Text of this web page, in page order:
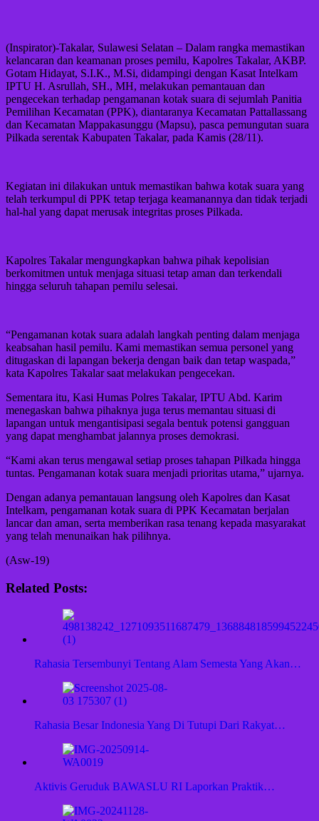
(Inspirator)-Takalar, Sulawesi Selatan – Dalam rangka memastikan
kelancaran dan keamanan proses pemilu, Kapolres Takalar, AKBP.
Gotam Hidayat, S.I.K., M.Si, didampingi dengan Kasat Intelkam
IPTU H. Asrullah, SH., MH, melakukan pemantauan dan
pengecekan terhadap pengamanan kotak suara di sejumlah Panitia
Pemilihan Kecamatan (PPK), diantaranya Kecamatan Pattallassang
dan Kecamatan Mappakasunggu (Mapsu), pasca pemungutan suara
Pilkada serentak Kabupaten Takalar, pada Kamis (28/11).
Kegiatan ini dilakukan untuk memastikan bahwa kotak suara yang
telah terkumpul di PPK tetap terjaga keamanannya dan tidak terjadi
hal-hal yang dapat merusak integritas proses Pilkada.
Kapolres Takalar mengungkapkan bahwa pihak kepolisian
berkomitmen untuk menjaga situasi tetap aman dan terkendali
hingga seluruh tahapan pemilu selesai.
“Pengamanan kotak suara adalah langkah penting dalam menjaga
keabsahan hasil pemilu. Kami memastikan semua personel yang
ditugaskan di lapangan bekerja dengan baik dan tetap waspada,”
kata Kapolres Takalar saat melakukan pengecekan.
Sementara itu, Kasi Humas Polres Takalar, IPTU Abd. Karim
menegaskan bahwa pihaknya juga terus memantau situasi di
lapangan untuk mengantisipasi segala bentuk potensi gangguan
yang dapat menghambat jalannya proses demokrasi.
“Kami akan terus mengawal setiap proses tahapan Pilkada hingga
tuntas. Pengamanan kotak suara menjadi prioritas utama,” ujarnya.
Dengan adanya pemantauan langsung oleh Kapolres dan Kasat
Intelkam, pengamanan kotak suara di PPK Kecamatan berjalan
lancar dan aman, serta memberikan rasa tenang kepada masyarakat
yang telah menunaikan hak pilihnya.
(Asw-19)
Related Posts:
Rahasia Tersembunyi Tentang Alam Semesta Yang Akan…
Rahasia Besar Indonesia Yang Di Tutupi Dari Rakyat…
Aktivis Geruduk BAWASLU RI Laporkan Praktik…